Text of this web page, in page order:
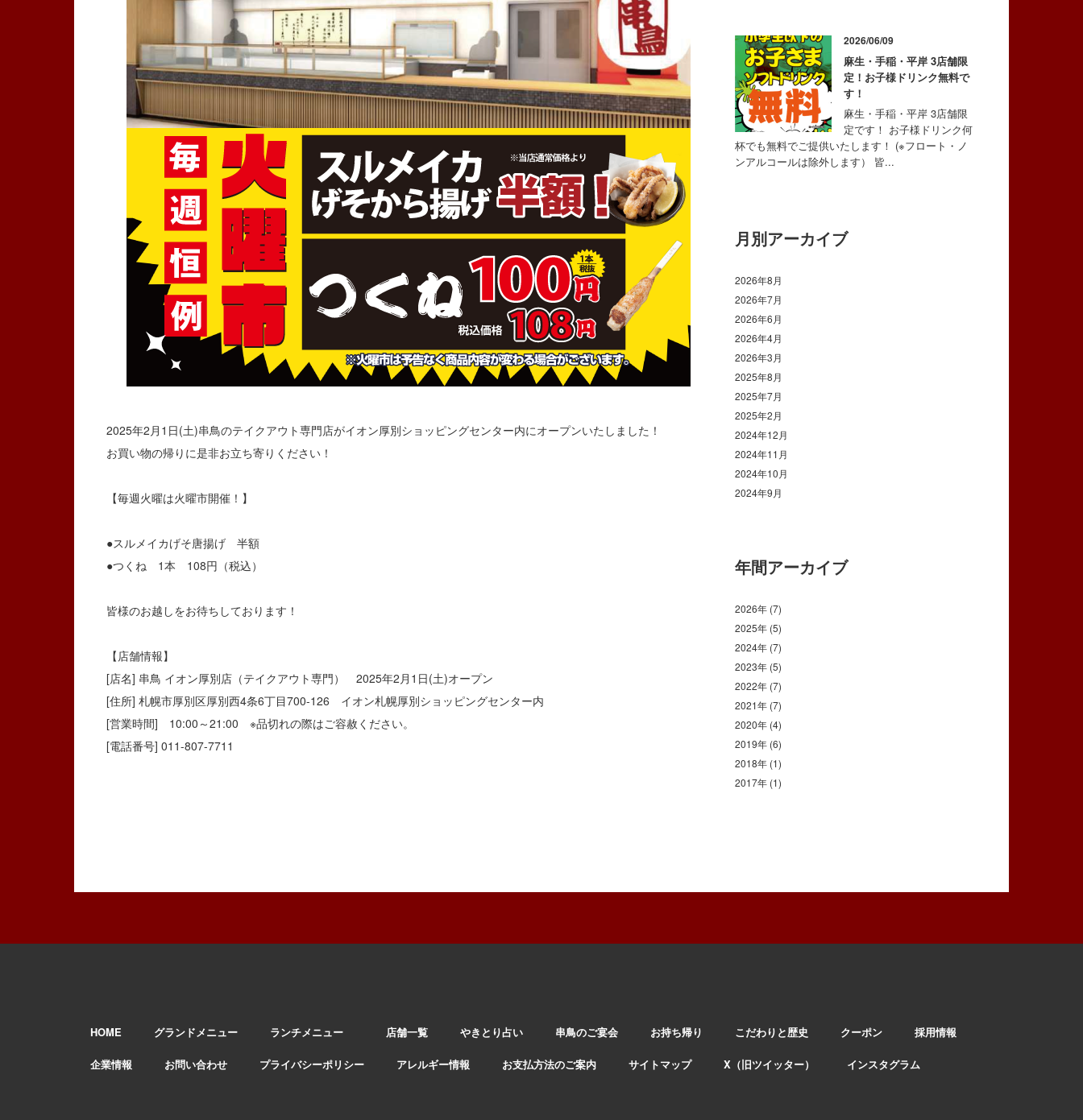
2025年2月1日(土)串鳥のテイクアウト専門店がイオン厚別ショッピングセンター内にオープンいたしました！
お買い物の帰りに是非お立ち寄りください！
【毎週火曜は火曜市開催！】
●スルメイカげそ唐揚げ 半額
●つくね 1本 108円（税込）
皆様のお越しをお待ちしております！
【店舗情報】
[店名] 串鳥 イオン厚別店（テイクアウト専門） 2025年2月1日(土)オープン
[住所] 札幌市厚別区厚別西4条6丁目700-126 イオン札幌厚別ショッピングセンター内
[営業時間] 10:00～21:00 ※品切れの際はご容赦ください。
[電話番号] 011-807-7711
2026/06/09
麻生・手稲・平岸 3店舗限
定！お子様ドリンク無料で
す！
麻生・手稲・平岸 3店舗限
定です！ お子様ドリンク何
杯でも無料でご提供いたします！ (※フロート・ノ
ンアルコールは除外します） 皆...
月別アーカイブ
2026年8月
2026年7月
2026年6月
2026年4月
2026年3月
2025年8月
2025年7月
2025年2月
2024年12月
2024年11月
2024年10月
2024年9月
年間アーカイブ
2026年 (7)
2025年 (5)
2024年 (7)
2023年 (5)
2022年 (7)
2021年 (7)
2020年 (4)
2019年 (6)
2018年 (1)
2017年 (1)
HOME グランドメニュー ランチメニュー 店舗一覧 やきとり占い 串鳥のご宴会 お持ち帰り こだわりと歴史 クーポン 採用情報
企業情報 お問い合わせ プライバシーポリシー アレルギー情報 お支払方法のご案内 サイトマップ X（旧ツイッター） インスタグラム